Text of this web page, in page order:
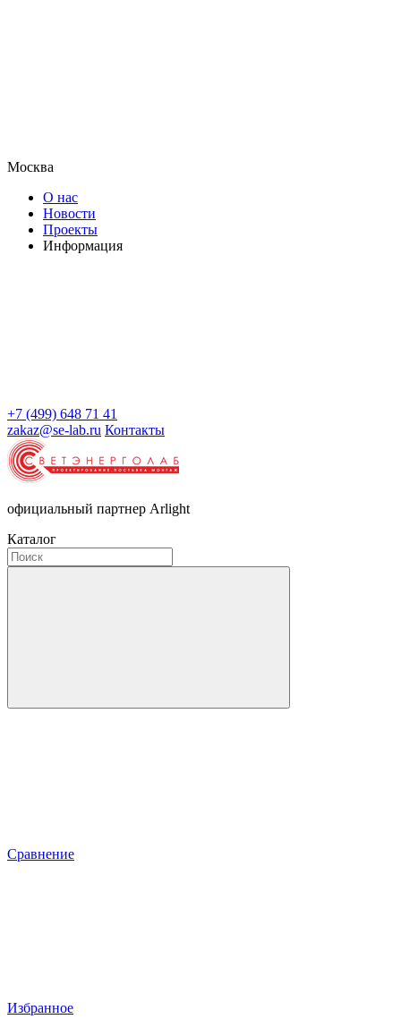
Москва
О нас
Новости
Проекты
Информация
+7 (499) 648 71 41
zakaz@se-lab.ru Контакты
официальный партнер Arlight
Каталог
Сравнение
Избранное